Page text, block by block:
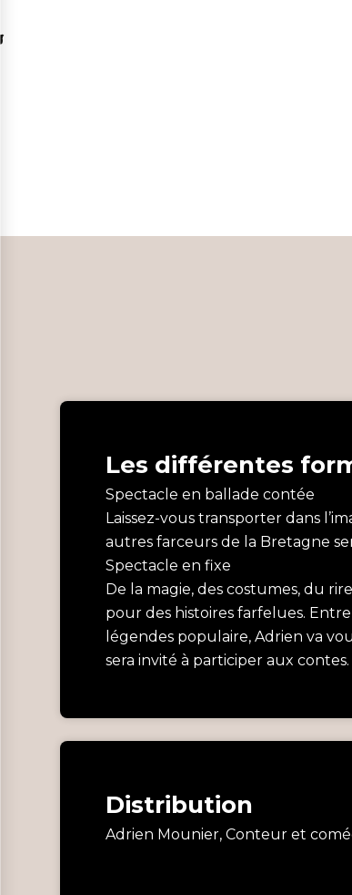
Les différentes
Spectacle en ballade contée
Laissez-vous transporter dans
autres farceurs de la Bretagne
Spectacle en fixe
De la magie, des costumes, du
pour des histoires farfelues.
légendes populaire, Adrien va
sera invité à participer aux contes.
Distribution
Adrien Mounier, Conteur et